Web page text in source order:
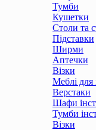
Тумби
Кушетки
Столи та
Підставки
Ширми
Аптечки
Візки
Меблі для
Верстаки
Шафи
Тумби
Візки